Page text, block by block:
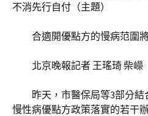
不消先行自付（主題）
合適開優點方的慢病范圍
北京晚報記者 王瑤琦 柴嶸
昨天，市醫保局等3部分
慢性病優點方政策落實的若干